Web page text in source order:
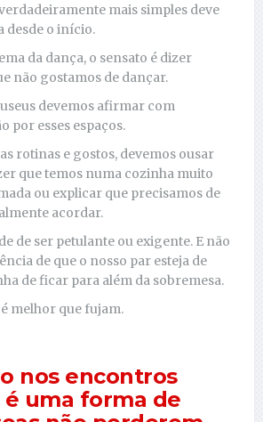
mais simples deve
desde o início.
da dança, o sensato é dizer
não gostamos de dançar.
devemos afirmar com
por esses espaços.
rotinas e gostos, devemos ousar
que temos numa cozinha muito
ou explicar que precisamos de
acordar.
de ser petulante ou exigente. E não
de que o nosso par esteja de
de ficar para além da sobremesa.
melhor que fujam.
nos encontros
é uma forma de